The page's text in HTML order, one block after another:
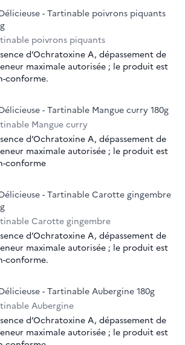
- Tartinable poivrons piquants
poivrons piquants
d’Ochratoxine A, dépassement de
maximale autorisée ; le produit est
conforme.
- Tartinable Mangue curry 180g
Mangue curry
d’Ochratoxine A, dépassement de
maximale autorisée ; le produit est
conforme
- Tartinable Carotte gingembre
Carotte gingembre
d’Ochratoxine A, dépassement de
maximale autorisée ; le produit est
conforme.
- Tartinable Aubergine 180g
Aubergine
d’Ochratoxine A, dépassement de
maximale autorisée ; le produit est